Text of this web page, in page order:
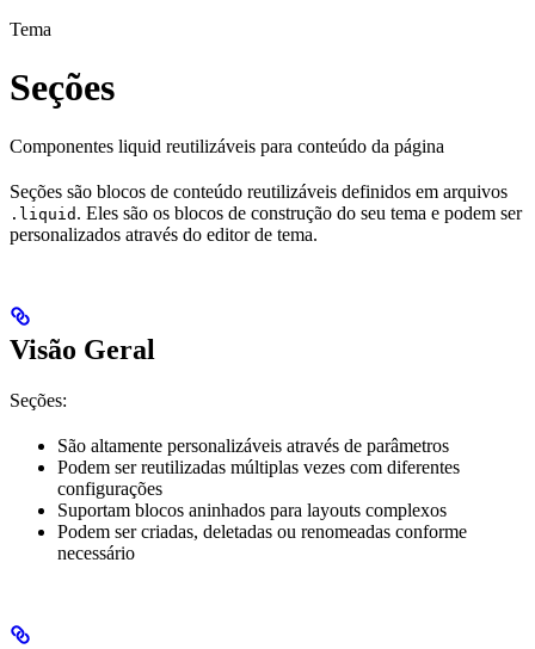
Tema
Seções
Componentes liquid reutilizáveis para conteúdo da página
Seções são blocos de conteúdo reutilizáveis definidos em arquivos
.liquid . Eles são os blocos de construção do seu tema e podem ser
personalizados através do editor de tema.
Visão Geral
Seções:
São altamente personalizáveis através de parâmetros
Podem ser reutilizadas múltiplas vezes com diferentes
configurações
Suportam blocos aninhados para layouts complexos
Podem ser criadas, deletadas ou renomeadas conforme
necessário